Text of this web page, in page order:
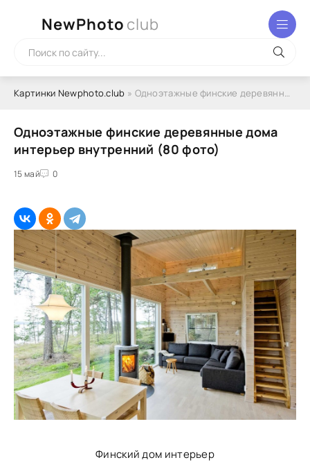
NewPhoto club
Картинки Newphoto.club » Одноэтажные финские деревянные дома интерьер внутренний (80 фото)
Одноэтажные финские деревянные дома
интерьер внутренний (80 фото)
15 май 0
Финский дом интерьер